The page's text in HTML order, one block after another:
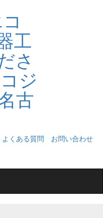
よくある質問
お問い合わせ